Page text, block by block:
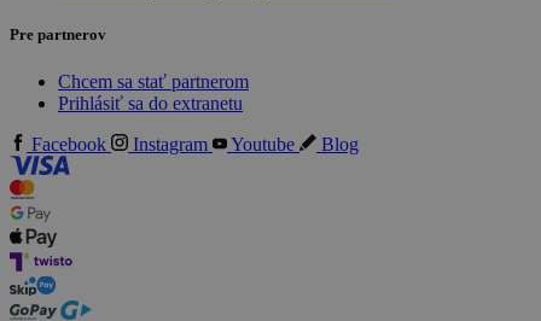
Pre partnerov
Chcem sa stať partnerom
Prihlásiť sa do extranetu
Facebook
Instagram Youtube Blog